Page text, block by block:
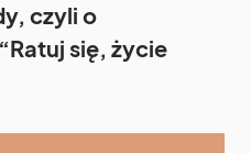
czyli o
się, życie